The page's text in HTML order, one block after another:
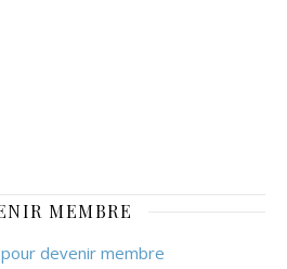
MEMBRE
pour devenir membre